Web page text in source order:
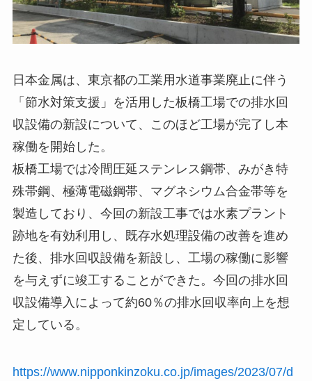
日本金属は、東京都の工業用水道事業廃止に伴う
「節水対策支援」を活用した板橋工場での排水回
収設備の新設について、このほど工場が完了し本
稼働を開始した。
板橋工場では冷間圧延ステンレス鋼帯、みがき特
殊帯鋼、極薄電磁鋼帯、マグネシウム合金帯等を
製造しており、今回の新設工事では水素プラント
跡地を有効利用し、既存水処理設備の改善を進め
た後、排水回収設備を新設し、工場の稼働に影響
を与えずに竣工することができた。今回の排水回
収設備導入によって約60％の排水回収率向上を想
定している。
https://www.nipponkinzoku.co.jp/images/2023/07/d